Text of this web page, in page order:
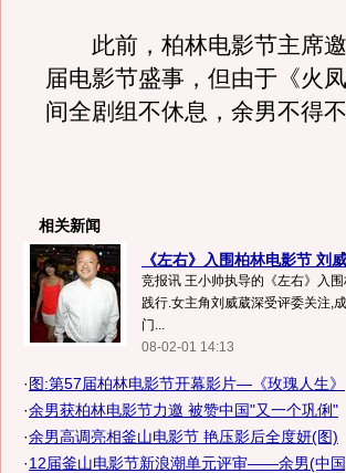
此前，柏林电影节主席邀
届电影节盛事，但由于《火
间全剧组不休息，余男不得
相关新闻
《左右》入围柏林电影节 刘
竞报讯 王小帅执导的《左右》入
践行.女主角刘威葳深受评委关注,
门...
08-02-01 14:13
·图:第57届柏林电影节开幕影片—《玫瑰人生》
·余男获柏林电影节力邀 被赞中国"又一个巩俐"
·余男高调亮相釜山电影节 艳压影后全度妍(图)
·12届釜山电影节新浪潮单元评审——余男(中